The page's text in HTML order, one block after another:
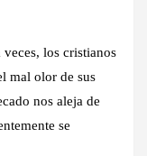
veces, los cristianos
mal olor de sus
nos aleja de
se